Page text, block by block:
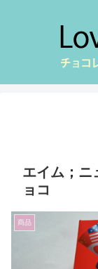
エイム；ニ
ョコ
商品